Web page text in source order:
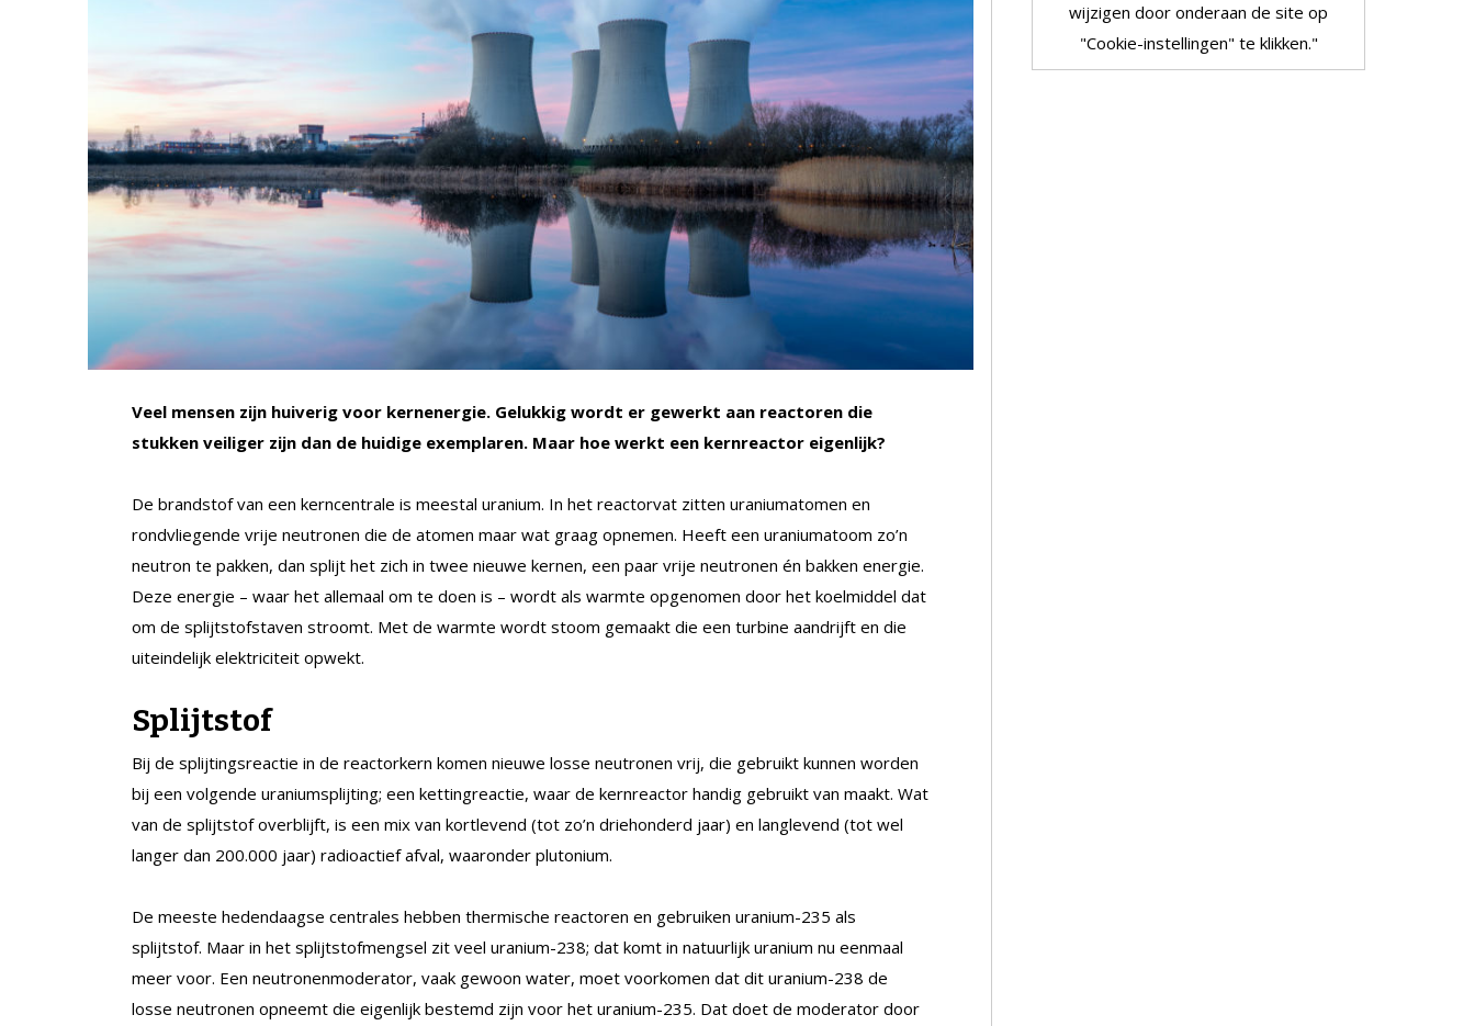
Veel mensen zijn huiverig voor kernenergie. Gelukkig wordt er gewerkt aan reactoren die
stukken veiliger zijn dan de huidige exemplaren. Maar hoe werkt een kernreactor eigenlijk?
De brandstof van een kerncentrale is meestal uranium. In het reactorvat zitten uraniumatomen en
rondvliegende vrije neutronen die de atomen maar wat graag opnemen. Heeft een uraniumatoom zo’n
neutron te pakken, dan splijt het zich in twee nieuwe kernen, een paar vrije neutronen én bakken energie.
Deze energie – waar het allemaal om te doen is – wordt als warmte opgenomen door het koelmiddel dat
om de splijtstofstaven stroomt. Met de warmte wordt stoom gemaakt die een turbine aandrijft en die
uiteindelijk elektriciteit opwekt.
Splijtstof
Bij de splijtingsreactie in de reactorkern komen nieuwe losse neutronen vrij, die gebruikt kunnen worden
bij een volgende uraniumsplijting; een kettingreactie, waar de kernreactor handig gebruikt van maakt. Wat
van de splijtstof overblijft, is een mix van kortlevend (tot zo’n driehonderd jaar) en langlevend (tot wel
langer dan 200.000 jaar) radioactief afval, waaronder plutonium.
De meeste hedendaagse centrales hebben thermische reactoren en gebruiken uranium-235 als
splijtstof. Maar in het splijtstofmengsel zit veel uranium-238; dat komt in natuurlijk uranium nu eenmaal
meer voor. Een neutronenmoderator, vaak gewoon water, moet voorkomen dat dit uranium-238 de
losse neutronen opneemt die eigenlijk bestemd zijn voor het uranium-235. Dat doet de moderator door
wijzigen door onderaan de site op
"Cookie-instellingen" te klikken."